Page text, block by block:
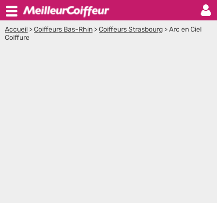
Accueil >Coiffeurs Bas-Rhin >Coiffeurs Strasbourg >Arc en Ciel
Coiffure